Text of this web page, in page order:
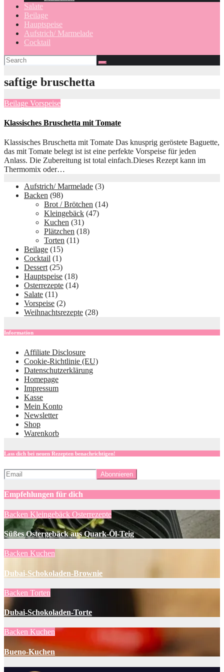
Salate
Beilage
Hauptspeise
Aufstrich/ Marmelade
Cocktail
saftige bruschetta
Beilage Vorspeise
Klassisches Bruschetta mit Tomate
Klassisches Bruschetta mit Tomate Das knusprig geröstete Baguette,
das mit Tomate belegt ist ist eine perfekte Vorspeise für jeden
Anlass. Die Zubereitung ist total einfach.Dieses Rezept kann im
Thermomix oder…
Aufstrich/ Marmelade (3)
Backen (98)
Brot / Brötchen (14)
Kleingebäck (47)
Kuchen (31)
Plätzchen (18)
Torten (11)
Beilage (15)
Cocktail (1)
Dessert (25)
Hauptspeise (18)
Osterrezepte (14)
Salate (11)
Vorspeise (2)
Weihnachtsrezepte (28)
Information
Affiliate Disclosure
Cookie-Richtlinie (EU)
Datenschutzerklärung
Homepage
Impressum
Kasse
Mein Konto
Newsletter
Shop
Warenkorb
Lass dich bei neuen Rezepten benachrichtigen!
Empfehlungen für dich
Backen Kleingebäck Osterrezepte
Süßes Ostergebäck aus Quark-Öl-Teig
Backen Kuchen
Dubai-Schokoladen-Brownie
Backen Torten
Dubai-Schokoladen-Torte
Backen Kuchen
Bueno-Kuchen